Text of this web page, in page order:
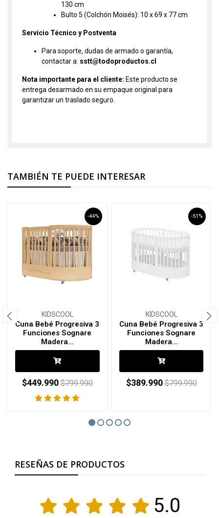
130 cm
Bulto 5 (Colchón Moisés): 10 x 69 x 77 cm
Servicio Técnico y Postventa
Para soporte, dudas de armado o garantía,
contactar a: sstt@todoproductos.cl
Nota importante para el cliente: Este producto se
entrega desarmado en su empaque original para
garantizar un traslado seguro.
TAMBIÉN TE PUEDE INTERESAR
-44%
KIDSCOOL
Cuna Bebé Progresiva 3
Funciones Sognare
Madera...
$449.990 $799.990
-51%
KIDSCOOL
Cuna Bebé Progresiva 3
Funciones Sognare
Madera...
$389.990 $799.990
RESEÑAS DE PRODUCTOS
5.0